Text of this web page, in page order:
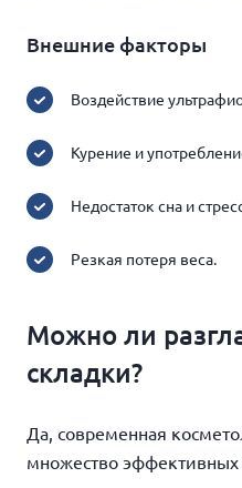
Внешние факторы
Воздействие
Курение и
Недостаток сна и
Резкая потеря веса.
Можно ли
складки?
Да, современная
множество